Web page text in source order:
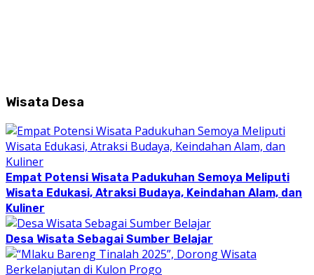
Wisata Desa
Empat Potensi Wisata Padukuhan Semoya Meliputi
Wisata Edukasi, Atraksi Budaya, Keindahan Alam, dan
Kuliner
Desa Wisata Sebagai Sumber Belajar